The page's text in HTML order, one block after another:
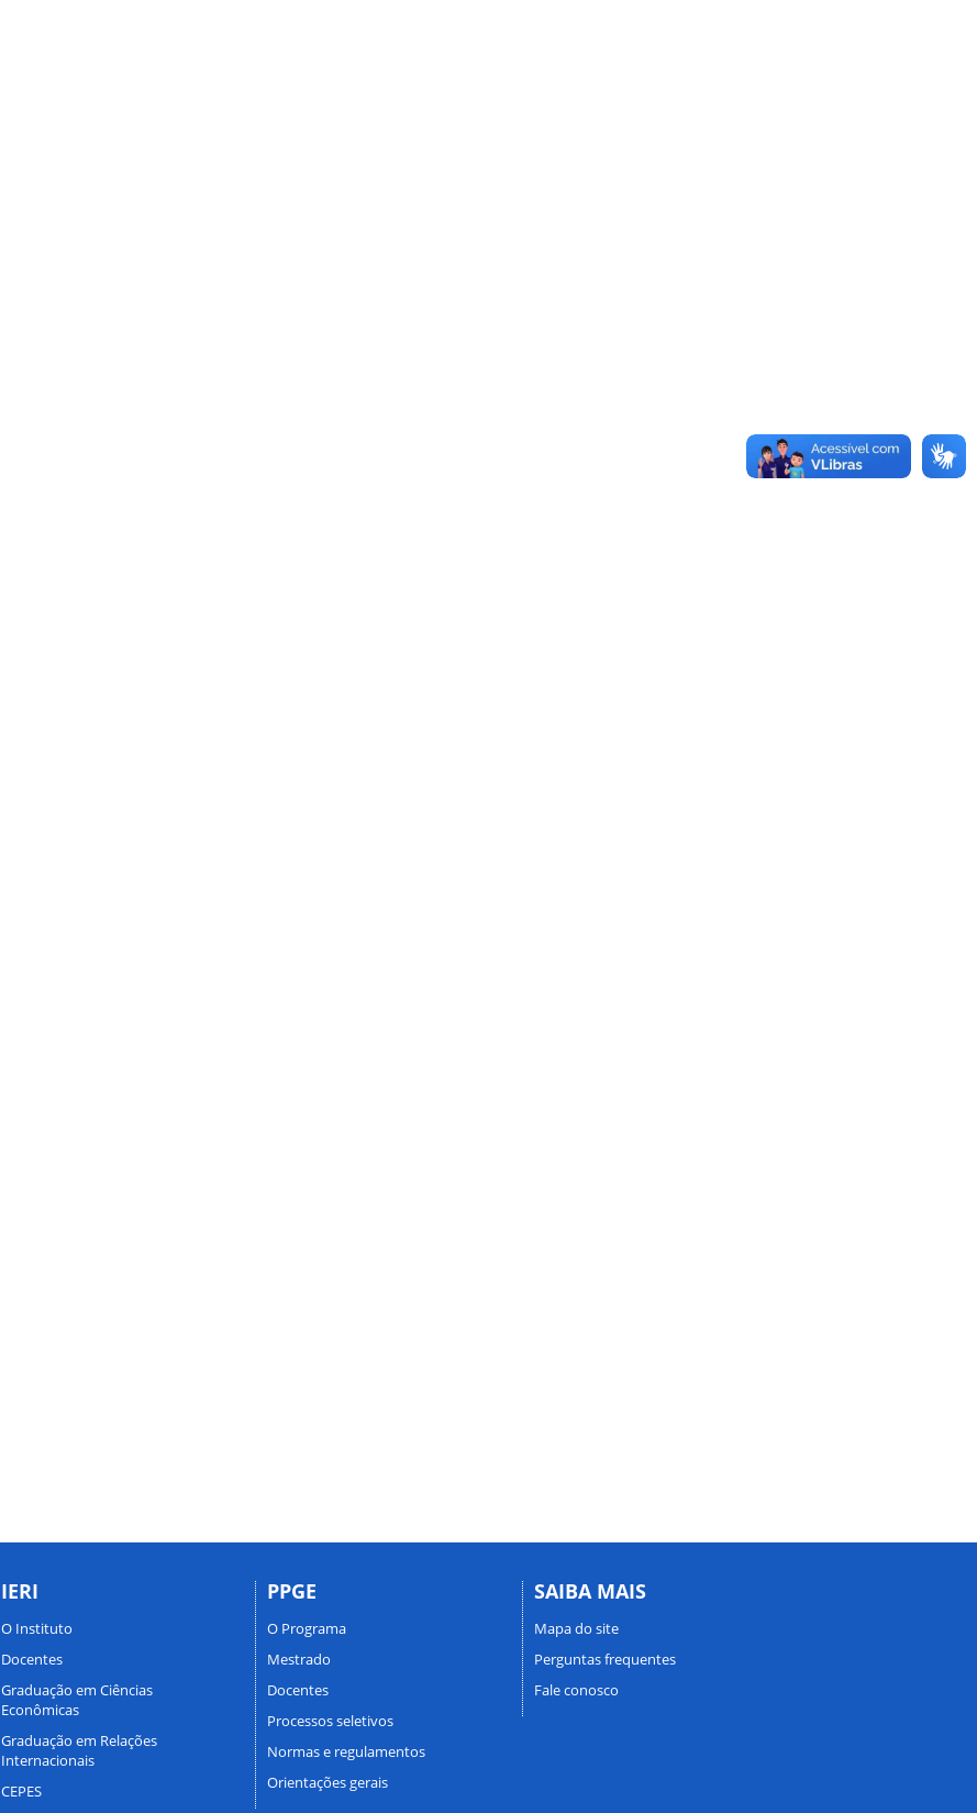
IERI
O Instituto
Docentes
Graduação em Ciências
Econômicas
Graduação em Relações
Internacionais
CEPES
PPGE
O Programa
Mestrado
Docentes
Processos seletivos
Normas e regulamentos
Orientações gerais
SAIBA MAIS
Mapa do site
Perguntas frequentes
Fale conosco